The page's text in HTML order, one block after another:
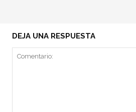
DEJA UNA RESPUESTA